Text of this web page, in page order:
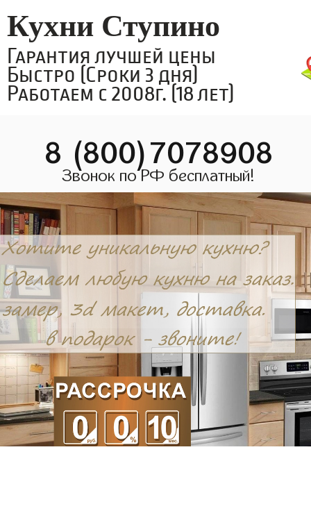
Кухни Ступино
Гарантия лучшей цены
Быстро (Сроки 3 дня)
Работаем с 2008г. (18 лет)
8 (800)7078908
Звонок по РФ бесплатный!